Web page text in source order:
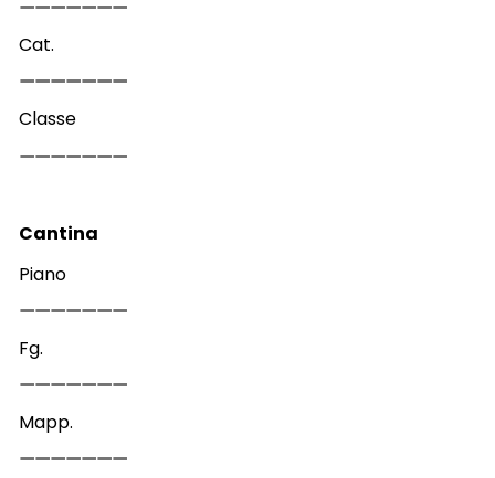
Cat.
Classe
Cantina
Piano
Fg.
Mapp.